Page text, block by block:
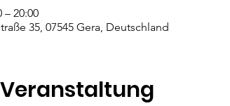
– 20:00
35, 07545 Gera, Deutschland